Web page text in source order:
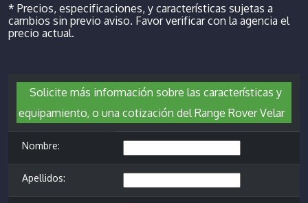
* Precios, especificaciones, y características sujetas a
cambios sin previo aviso. Favor verificar con la agencia el
precio actual.
Solicite más información sobre las características y
equipamiento, o una cotización del Range Rover Velar
Nombre:
Apellidos: